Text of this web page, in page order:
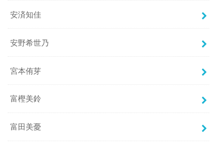
安済知佳
安野希世乃
宮本侑芽
富樫美鈴
富田美憂